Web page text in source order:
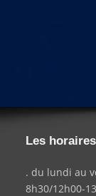
Les horaires
. du lundi au
8h30/12h00-